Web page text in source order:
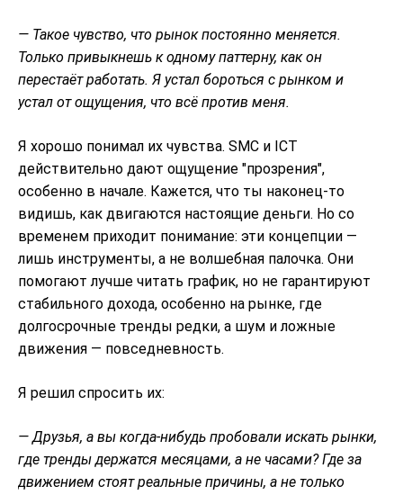
— Такое чувство, что рынок постоянно меняется.
Только привыкнешь к одному паттерну, как он
перестаёт работать. Я устал бороться с рынком и
устал от ощущения, что всё против меня.
Я хорошо понимал их чувства. SMC и ICT
действительно дают ощущение "прозрения",
особенно в начале. Кажется, что ты наконец-то
видишь, как двигаются настоящие деньги. Но со
временем приходит понимание: эти концепции —
лишь инструменты, а не волшебная палочка. Они
помогают лучше читать график, но не гарантируют
стабильного дохода, особенно на рынке, где
долгосрочные тренды редки, а шум и ложные
движения — повседневность.
Я решил спросить их:
— Друзья, а вы когда-нибудь пробовали искать рынки,
где тренды держатся месяцами, а не часами? Где за
движением стоят реальные причины, а не только